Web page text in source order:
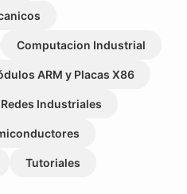
Computacion Industrial
ARM y Placas X86
Redes Industriales
Tutoriales